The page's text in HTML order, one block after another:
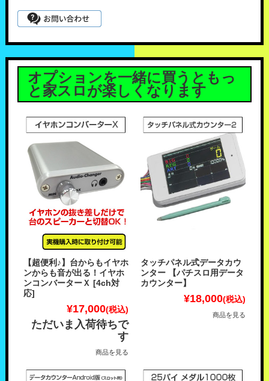
オプションを一緒に買うともっ
と家スロが楽しくなります
【超便利♪】台からもイヤホ
ンからも音が出る！イヤホ
ンコンバーターＸ [4ch対
応]
¥17,000(税込)
ただいま入荷待ちで
す
商品を見る
タッチパネル式データカウ
ンター 【パチスロ用データ
カウンター】
¥18,000(税込)
商品を見る